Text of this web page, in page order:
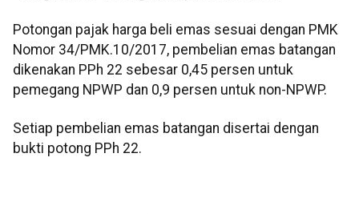
‎‎Potongan pajak harga beli emas sesuai dengan PMK
Nomor 34/PMK.10/2017, pembelian emas batangan
dikenakan PPh 22 sebesar 0,45 persen untuk
pemegang NPWP dan 0,9 persen untuk non-NPWP.
Setiap pembelian emas batangan disertai dengan
bukti potong PPh 22.